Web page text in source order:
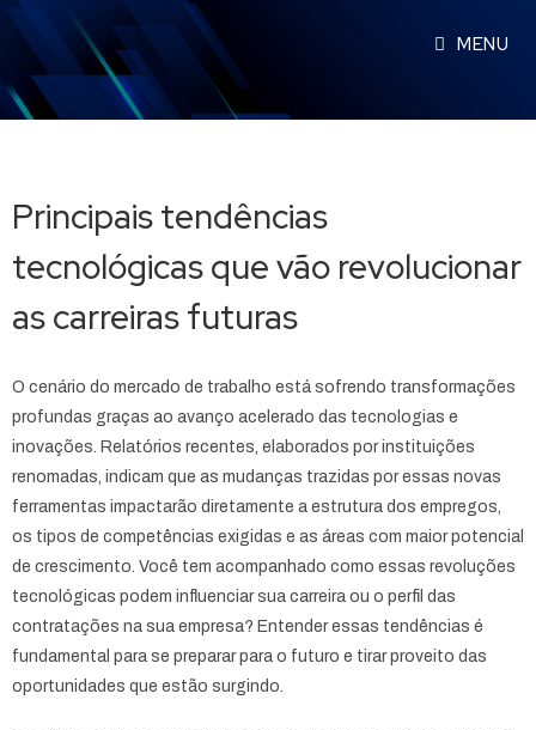
MENU
Principais tendências
tecnológicas que vão revolucionar
as carreiras futuras
O cenário do mercado de trabalho está sofrendo transformações
profundas graças ao avanço acelerado das tecnologias e
inovações. Relatórios recentes, elaborados por instituições
renomadas, indicam que as mudanças trazidas por essas novas
ferramentas impactarão diretamente a estrutura dos empregos,
os tipos de competências exigidas e as áreas com maior potencial
de crescimento. Você tem acompanhado como essas revoluções
tecnológicas podem influenciar sua carreira ou o perfil das
contratações na sua empresa? Entender essas tendências é
fundamental para se preparar para o futuro e tirar proveito das
oportunidades que estão surgindo.